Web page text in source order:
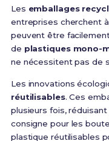
Les emballages
entreprises cherchent
peuvent être
de plastiques mono-
ne nécessitent pas de
Les innovations
réutilisables. Ces
plusieurs fois,
consigne pour les
plastique réutilisables